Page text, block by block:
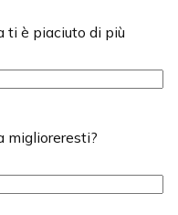
ti è piaciuto di più
miglioreresti?